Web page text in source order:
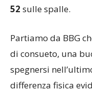
52 sulle spalle.
Partiamo da BBG
di consueto, una
spegnersi
differenza fisica